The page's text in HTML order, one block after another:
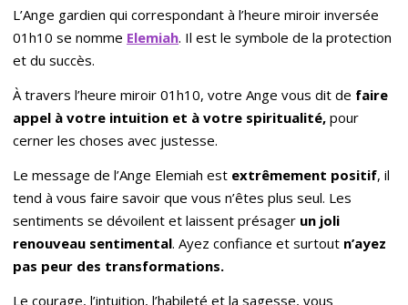
L’Ange gardien qui correspondant à l’heure miroir inversée
01h10 se nomme Elemiah. Il est le symbole de la protection
et du succès.
À travers l’heure miroir 01h10, votre Ange vous dit de faire
appel à votre intuition et à votre spiritualité, pour
cerner les choses avec justesse.
Le message de l’Ange Elemiah est extrêmement positif, il
tend à vous faire savoir que vous n’êtes plus seul. Les
sentiments se dévoilent et laissent présager un joli
renouveau sentimental. Ayez confiance et surtout n’ayez
pas peur des transformations.
Le courage, l’intuition, l’habileté et la sagesse, vous